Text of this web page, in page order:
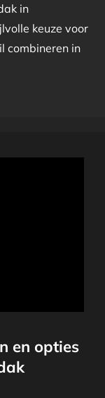
in
keuze voor
combineren in
en opties